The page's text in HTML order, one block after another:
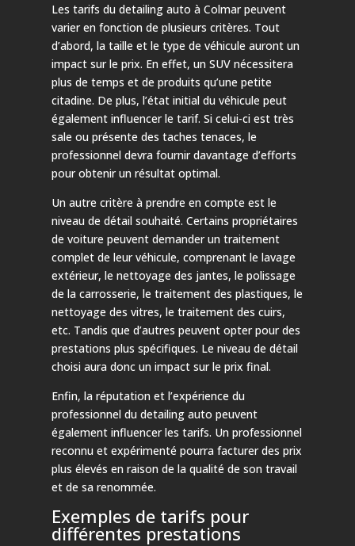
Les tarifs du detailing auto à Colmar peuvent
varier en fonction de plusieurs critères. Tout
d’abord, la taille et le type de véhicule auront un
impact sur le prix. En effet, un SUV nécessitera
plus de temps et de produits qu’une petite
citadine. De plus, l’état initial du véhicule peut
également influencer le tarif. Si celui-ci est très
sale ou présente des taches tenaces, le
professionnel devra fournir davantage d’efforts
pour obtenir un résultat optimal.
Un autre critère à prendre en compte est le
niveau de détail souhaité. Certains propriétaires
de voiture peuvent demander un traitement
complet de leur véhicule, comprenant le lavage
extérieur, le nettoyage des jantes, le polissage
de la carrosserie, le traitement des plastiques, le
nettoyage des vitres, le traitement des cuirs,
etc. Tandis que d’autres peuvent opter pour des
prestations plus spécifiques. Le niveau de détail
choisi aura donc un impact sur le prix final.
Enfin, la réputation et l’expérience du
professionnel du detailing auto peuvent
également influencer les tarifs. Un professionnel
reconnu et expérimenté pourra facturer des prix
plus élevés en raison de la qualité de son travail
et de sa renommée.
Exemples de tarifs pour
différentes prestations